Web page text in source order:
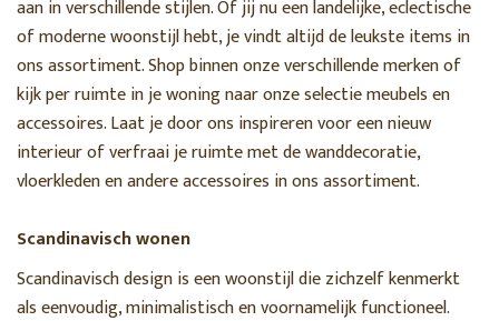
aan in verschillende stijlen. Of jij nu een landelijke, eclectische
of moderne woonstijl hebt, je vindt altijd de leukste items in
ons assortiment. Shop binnen onze verschillende merken of
kijk per ruimte in je woning naar onze selectie meubels en
accessoires. Laat je door ons inspireren voor een nieuw
interieur of verfraai je ruimte met de wanddecoratie,
vloerkleden en andere accessoires in ons assortiment.
Scandinavisch wonen
Scandinavisch design is een woonstijl die zichzelf kenmerkt
als eenvoudig, minimalistisch en voornamelijk functioneel.